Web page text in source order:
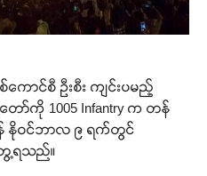
ကောင်စီ ဦးစီး ကျင်းပမည့်
ော်ကို 1005 Infantry က တန်
နိုဝင်ဘာလ ၉ ရက်တွင်
ေ့ရသည်။